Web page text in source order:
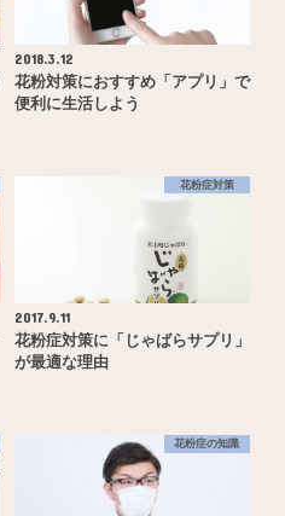
2018.3.12
花粉対策におすすめ「アプリ」で
便利に生活しよう
花粉症対策
2017.9.11
花粉症対策に「じゃばらサプリ」
が最適な理由
花粉症の知識